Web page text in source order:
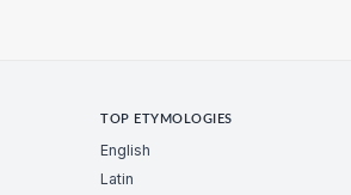
TOP ETYMOLOGIES
English
Latin